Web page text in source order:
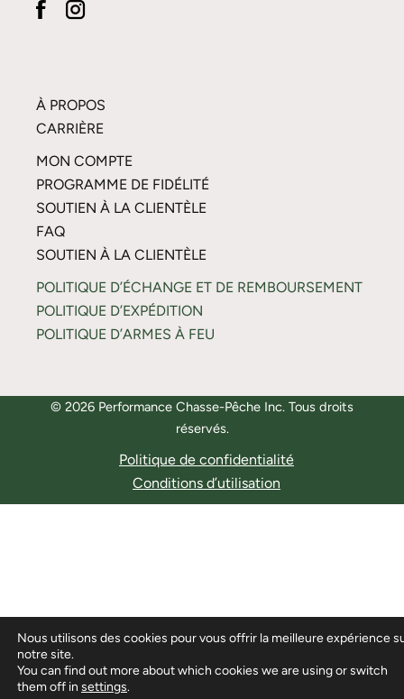
À PROPOS
CARRIÈRE
MON COMPTE
PROGRAMME DE FIDÉLITÉ
SOUTIEN À LA CLIENTÈLE
FAQ
SOUTIEN À LA CLIENTÈLE
POLITIQUE D’ÉCHANGE ET DE REMBOURSEMENT
POLITIQUE D’EXPÉDITION
POLITIQUE D’ARMES À FEU
© 2026 Performance Chasse-Pêche Inc. Tous droits
réservés.
Politique de confidentialité
Conditions d’utilisation
Nous utilisons des cookies pour vous offrir la meilleure expérience
notre site.
You can find out more about which cookies we are using or switch
them off in settings.